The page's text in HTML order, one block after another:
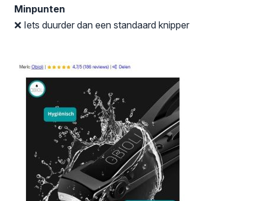
Minpunten
❌ Iets duurder dan een standaard knipper